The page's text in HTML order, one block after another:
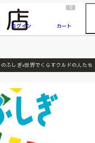
PIECE magazine 021 ONE PIECEカード付き同梱版』発売延期のご案内
ログイン
0
カート
ふしぎ>世界でくらすクルドの人たち